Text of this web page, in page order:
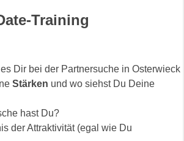
Training
Dir bei der Partnersuche in Osterwieck
Stärken und wo siehst Du Deine
hast Du?
der Attraktivität (egal wie Du